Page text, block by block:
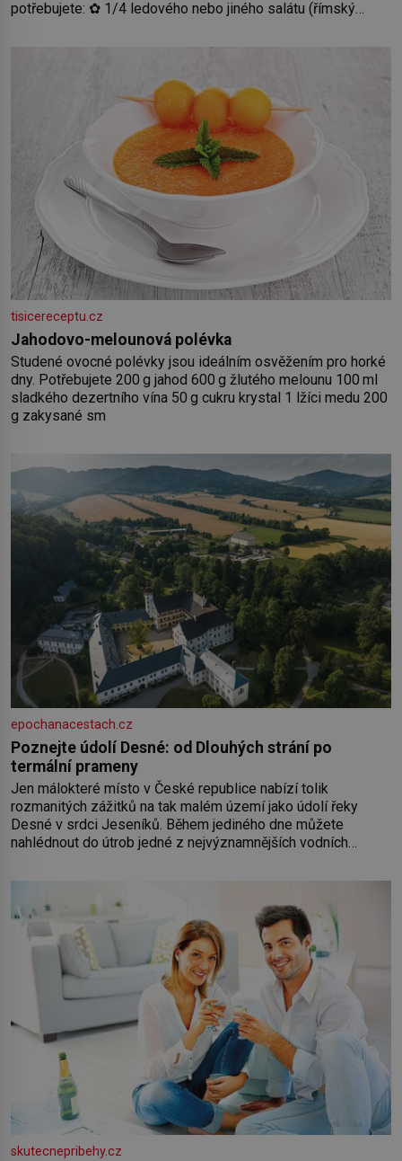
potřebujete: ✿ 1/4 ledového nebo jiného salátu (římský
2 rajčata Zálivka: ✿ 4 lžíce olivového oleje ✿ 1 lžíci citronové
tisicereceptu.cz
Jahodovo-melounová polévka
Studené ovocné polévky jsou ideálním osvěžením pro horké
dny. Potřebujete 200 g jahod 600 g žlutého melounu 100 ml
sladkého dezertního vína 50 g cukru krystal 1 lžíci medu 200
g zakysané sm
epochanacestach.cz
Poznejte údolí Desné: od Dlouhých strání po
termální prameny
Jen málokteré místo v České republice nabízí tolik
rozmanitých zážitků na tak malém území jako údolí řeky
Desné v srdci Jeseníků. Během jediného dne můžete
nahlédnout do útrob jedné z nejvýznamnějších vodních
koloběžce a den zakončit poznáváním památek ve Velkých
skutecnepribehy.cz